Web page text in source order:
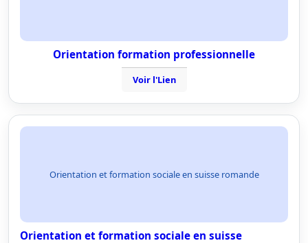
Orientation formation professionnelle
Voir l'Lien
Orientation et formation sociale en suisse romande
Orientation et formation sociale en suisse